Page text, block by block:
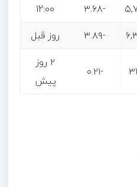
-۳.۶۸
12:00
-۳.۸۹ روز قبل
-۰.۲۱
۲ روز
پیش